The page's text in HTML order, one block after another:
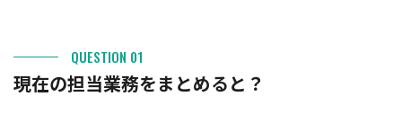
QUESTION 01
現在の担当業務をまとめると？